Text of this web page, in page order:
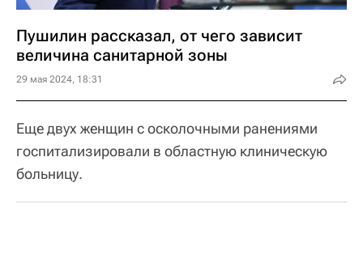
Пушилин рассказал, от чего зависит
величина санитарной зоны
29 мая 2024, 18:31
Еще двух женщин с осколочными ранениями
госпитализировали в областную клиническую
больницу.